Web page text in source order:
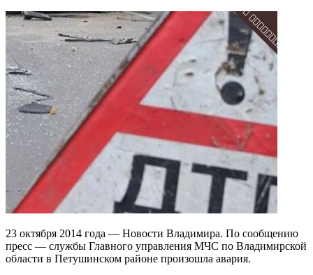
23 октября 2014 года — Новости Владимира. По сообщению
пресс — службы Главного управления МЧС по Владимирской
области в Петушинском районе произошла авария.